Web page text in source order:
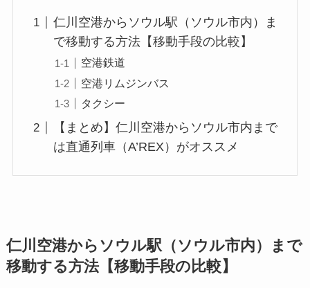
仁川空港からソウル駅（ソウル市内）ま
で移動する方法【移動手段の比較】
空港鉄道
空港リムジンバス
タクシー
【まとめ】仁川空港からソウル市内まで
は直通列車（A’REX）がオススメ
仁川空港からソウル駅（ソウル市内）まで
移動する方法【移動手段の比較】